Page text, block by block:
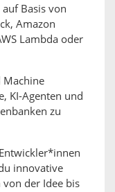
Basis von
Amazon
Lambda oder
Machine
KI-Agenten und
zu
innovative
der Idee bis